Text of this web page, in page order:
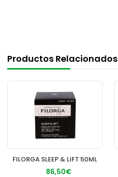
Productos Relacionados
FILORGA SLEEP & LIFT 50ML
86,50€